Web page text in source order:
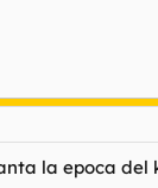
la epoca del